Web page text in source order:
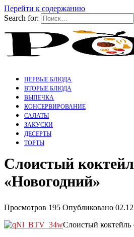
Перейти к содержанию
Search for:
ПЕРВЫЕ БЛЮДА
ВТОРЫЕ БЛЮДА
ВЫПЕЧКА
КОНСЕРВИРОВАНИЕ
САЛАТЫ
ЗАКУСКИ
ДЕСЕРТЫ
ТОРТЫ
Слоистый
«Новогодний»
Просмотров 195 Опубликовано
Слоистый